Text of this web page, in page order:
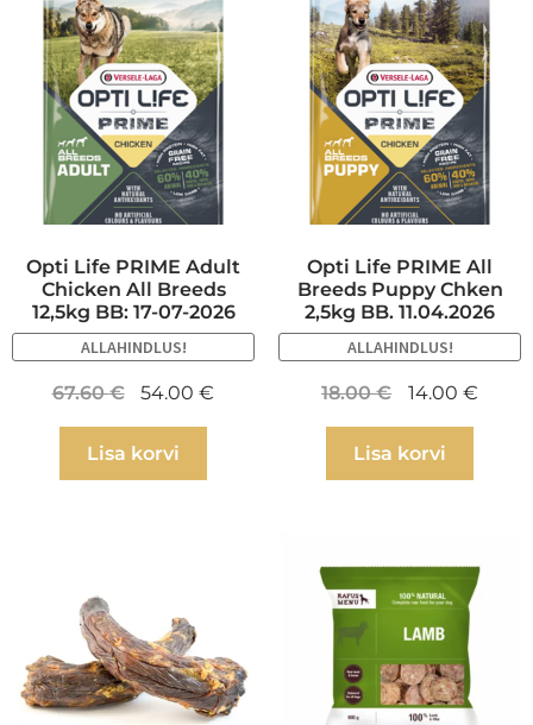
Opti Life PRIME Adult
Chicken All Breeds
12,5kg BB: 17-07-2026
ALLAHINDLUS!
67.60€ 54.00€
Lisa korvi
Opti Life PRIME All
Breeds Puppy Chken
2,5kg BB. 11.04.2026
ALLAHINDLUS!
18.00€ 14.00 €
Lisa korvi